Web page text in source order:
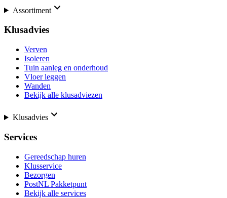
Assortiment
Klusadvies
Verven
Isoleren
Tuin aanleg en onderhoud
Vloer leggen
Wanden
Bekijk alle klusadviezen
Klusadvies
Services
Gereedschap huren
Klusservice
Bezorgen
PostNL Pakketpunt
Bekijk alle services